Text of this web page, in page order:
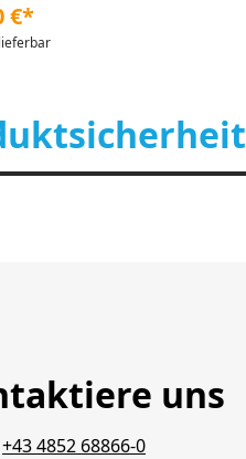
€*
uns
+43 4852 68866-0